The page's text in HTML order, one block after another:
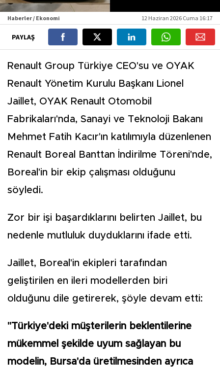
Haberler / Ekonomi 12 Haziran 2026 Cuma 16:17
PAYLAŞ
Renault Group Türkiye CEO'su ve OYAK
Renault Yönetim Kurulu Başkanı Lionel
Jaillet, OYAK Renault Otomobil
Fabrikaları'nda, Sanayi ve Teknoloji Bakanı
Mehmet Fatih Kacır'ın katılımıyla düzenlenen
Renault Boreal Banttan İndirilme Töreni'nde,
Boreal'in bir ekip çalışması olduğunu
söyledi.
Zor bir işi başardıklarını belirten Jaillet, bu
nedenle mutluluk duyduklarını ifade etti.
Jaillet, Boreal'in ekipleri tarafından
geliştirilen en ileri modellerden biri
olduğunu dile getirerek, şöyle devam etti:
"Türkiye'deki müşterilerin beklentilerine
mükemmel şekilde uyum sağlayan bu
modelin, Bursa'da üretilmesinden ayrıca